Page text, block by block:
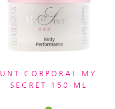
UNT CORPORAL MY
SECRET 150 ML